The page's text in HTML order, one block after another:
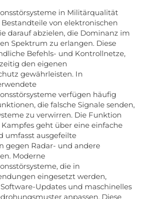
in Militärqualität
von elektronischen
darauf abzielen, die Dominanz im
Spektrum zu erlangen. Diese
Befehls- und Kontrollnetze,
den eigenen
gewährleisten. In
verfügen häufig
die falsche Signale senden,
zu verwirren. Die Funktion
geht über eine einfache
umfasst ausgefeilte
gegen Radar- und andere
Moderne
die in
eingesetzt werden,
Updates und maschinelles
anpassen. Diese